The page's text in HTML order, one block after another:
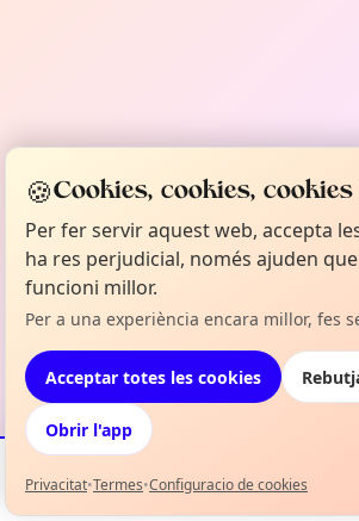
Esdeveniments Mapa La meva
🍪Cookies, cookies, cookies
Per fer servir aquest web, accepta
ha res perjudicial, només ajuden
funcioni millor.
Per a una experiència encara millor, fes
Acceptar totes les cookies
Obrir l'app
Privacitat•Termes•Configuracio de cookies